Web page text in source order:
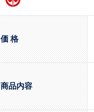
価 格
商品内容